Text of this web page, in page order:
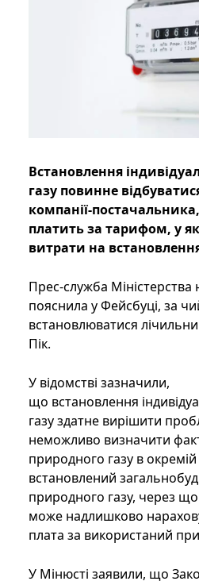
Встановлення
газу повинне
компанії-
платить за тарифом, у
витрати на
Прес-служба Міністерства
пояснила у Фейсбуці, за
встановлюватися
Пік.
У відомстві зазначили,
що встановлення
газу здатне вирішити
неможливо визначити
природного газу в
встановлений
природного газу, через
може надлишково
плата за використаний
У Мінюсті заявили, що